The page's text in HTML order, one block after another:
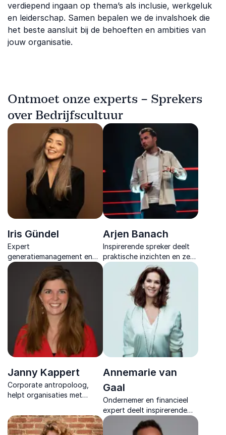
verdiepend ingaan op thema’s als inclusie, werkgeluk
en leiderschap. Samen bepalen we de invalshoek die
het beste aansluit bij de behoeften en ambities van
jouw organisatie.
Ontmoet onze experts – Sprekers
over Bedrijfscultuur
Iris Gündel
Expert
generatiemanagement en
organisatieontwikkeling
inspireert met praktische
inzichten om samenwerking,
communicatie en
teamdynamiek duurzaam te
versterken.
Arjen Banach
Inspirerende spreker deelt
praktische inzichten en zes
bewezen principes om
werkgeluk en duurzame
inzetbaarheid
toekomstgericht vorm te
Janny Kappert
Corporate antropoloog,
helpt organisaties met
cultuur en leiderschap,
gericht op succes en groei.
Annemarie van
Gaal
Ondernemer en financieel
expert deelt inspirerende
inzichten en praktische
strategieën om organisaties